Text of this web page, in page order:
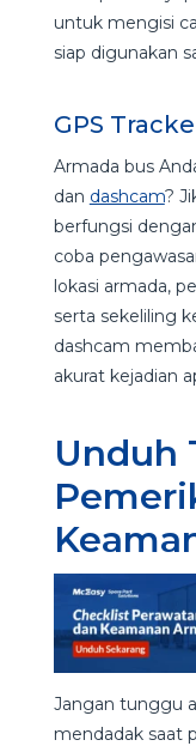
untuk mengisi
siap digunakan
GPS
Armada bus
dan dashcam?
berfungsi
coba
lokasi armada,
serta sekeliling
dashcam
akurat kejadian
Unduh
Jangan tunggu
mendadak saat